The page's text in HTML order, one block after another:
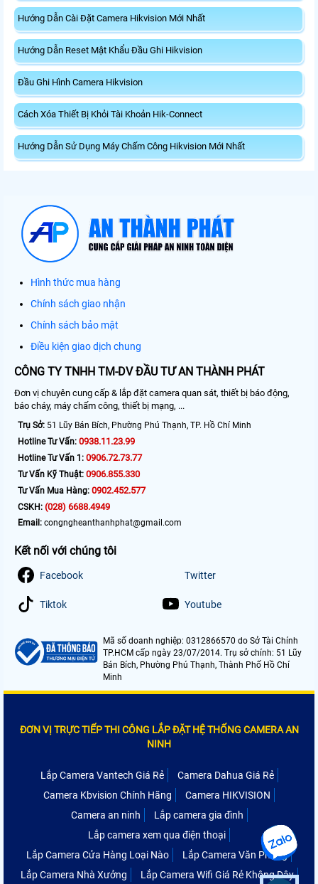
Hướng Dẫn Cài Đặt Camera Hikvision Mới Nhất
Hướng Dẫn Reset Mật Khẩu Đầu Ghi Hikvision
Đầu Ghi Hình Camera Hikvision
Cách Xóa Thiết Bị Khỏi Tài Khoản Hik-Connect
Hướng Dẫn Sử Dụng Máy Chấm Công Hikvision Mới Nhất
Hình thức mua hàng
Chính sách giao nhận
Chính sách bảo mật
Điều kiện giao dịch chung
CÔNG TY TNHH TM-DV ĐẦU TƯ AN THÀNH PHÁT
Đơn vị chuyên cung cấp & lắp đặt camera quan sát, thiết bị báo động,
báo cháy, máy chấm công, thiết bị mạng, ...
Trụ Sở: 51 Lũy Bán Bích, Phường Phú Thạnh, TP. Hồ Chí Minh
Hotline Tư Vấn: 0938.11.23.99
Hotline Tư Vấn 1: 0906.72.73.77
Tư Vấn Kỹ Thuật: 0906.855.330
Tư Vấn Mua Hàng: 0902.452.577
CSKH: (028) 6688.4949
Email: congngheanthanhphat@gmail.com
Kết nối với chúng tôi
Facebook Twitter
Tiktok Youtube
Mã số doanh nghiệp: 0312866570 do Sở Tài Chính
TP.HCM cấp ngày 23/07/2014. Trụ sở chính: 51 Lũy
Bán Bích, Phường Phú Thạnh, Thành Phố Hồ Chí
Minh
ĐƠN VỊ TRỰC TIẾP THI CÔNG LẮP ĐẶT HỆ THỐNG CAMERA AN
NINH
Lắp Camera Vantech Giá Rẻ
Camera Dahua Giá Rẻ
Camera Kbvision Chính Hãng
Camera HIKVISION
Camera an ninh
Lắp camera gia đình
Lắp camera xem qua điện thoại
Lắp Camera Cửa Hàng Loại Nào
Lắp Camera Văn Phòng
Lắp Camera Nhà Xưởng
Lắp Camera Wifi Giá Rẻ Không Dây